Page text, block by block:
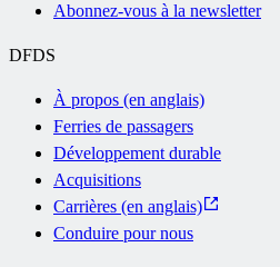
Abonnez-vous à la newsletter
DFDS
À propos (en anglais)
Ferries de passagers
Développement durable
Acquisitions
Carrières (en anglais)
Conduire pour nous